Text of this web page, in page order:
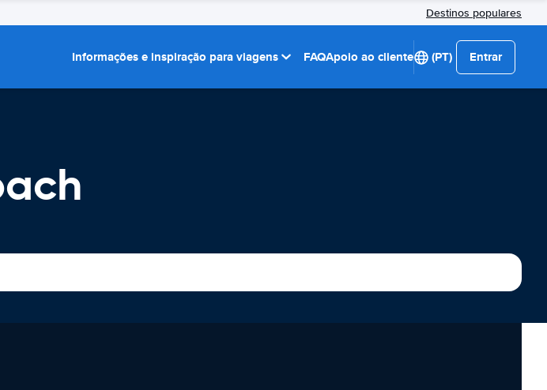
Destinos populares
Informações e inspiração para viagens FAQApoio ao cliente (PT) Entrar